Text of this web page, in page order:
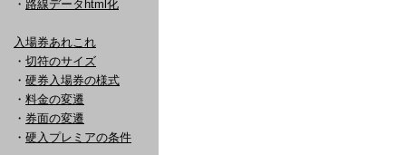
・ 路線データhtml化
入場券あれこれ
・ 切符のサイズ
・ 硬券入場券の様式
・ 料金の変遷
・ 券面の変遷
・ 硬入プレミアの条件